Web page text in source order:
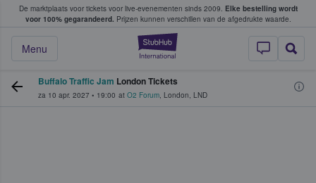
De marktplaats voor tickets voor live-evenementen sinds 2009. Elke bestelling wordt
voor 100% gegarandeerd. Prijzen kunnen verschillen van de afgedrukte waarde.
StubHub: waar
Menu
tickets kopen en verkopen
Buffalo Traffic Jam London Tickets
za 10 apr. 2027 • 19:00 at O2 Forum, London, LND